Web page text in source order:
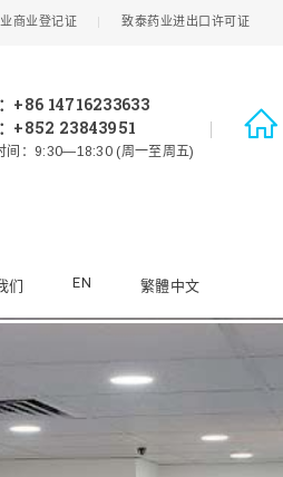
商业登记证 致泰药业进出口许可证
+86 14716233633
+852 23843951
间：9:30—18:30 (周一至周五)
们 EN 繁體中文